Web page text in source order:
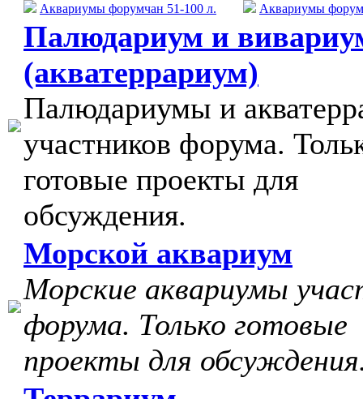
Аквариумы форумчан 51-100 л.
Аквариумы
Палюдариум и
(акватеррариум)
Палюдариумы и
участников форума.
готовые проекты для
обсуждения.
Морской аквариум
Морские аквариумы
форума. Только готовые
проекты для